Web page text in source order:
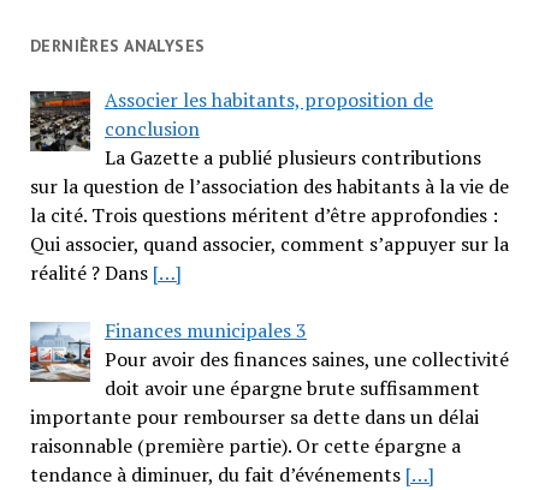
DERNIÈRES ANALYSES
Associer les habitants, proposition de
conclusion
La Gazette a publié plusieurs contributions
sur la question de l’association des habitants à la vie de
la cité. Trois questions méritent d’être approfondies :
Qui associer, quand associer, comment s’appuyer sur la
réalité ? Dans […]
Finances municipales 3
Pour avoir des finances saines, une collectivité
doit avoir une épargne brute suffisamment
importante pour rembourser sa dette dans un délai
raisonnable (première partie). Or cette épargne a
tendance à diminuer, du fait d’événements […]